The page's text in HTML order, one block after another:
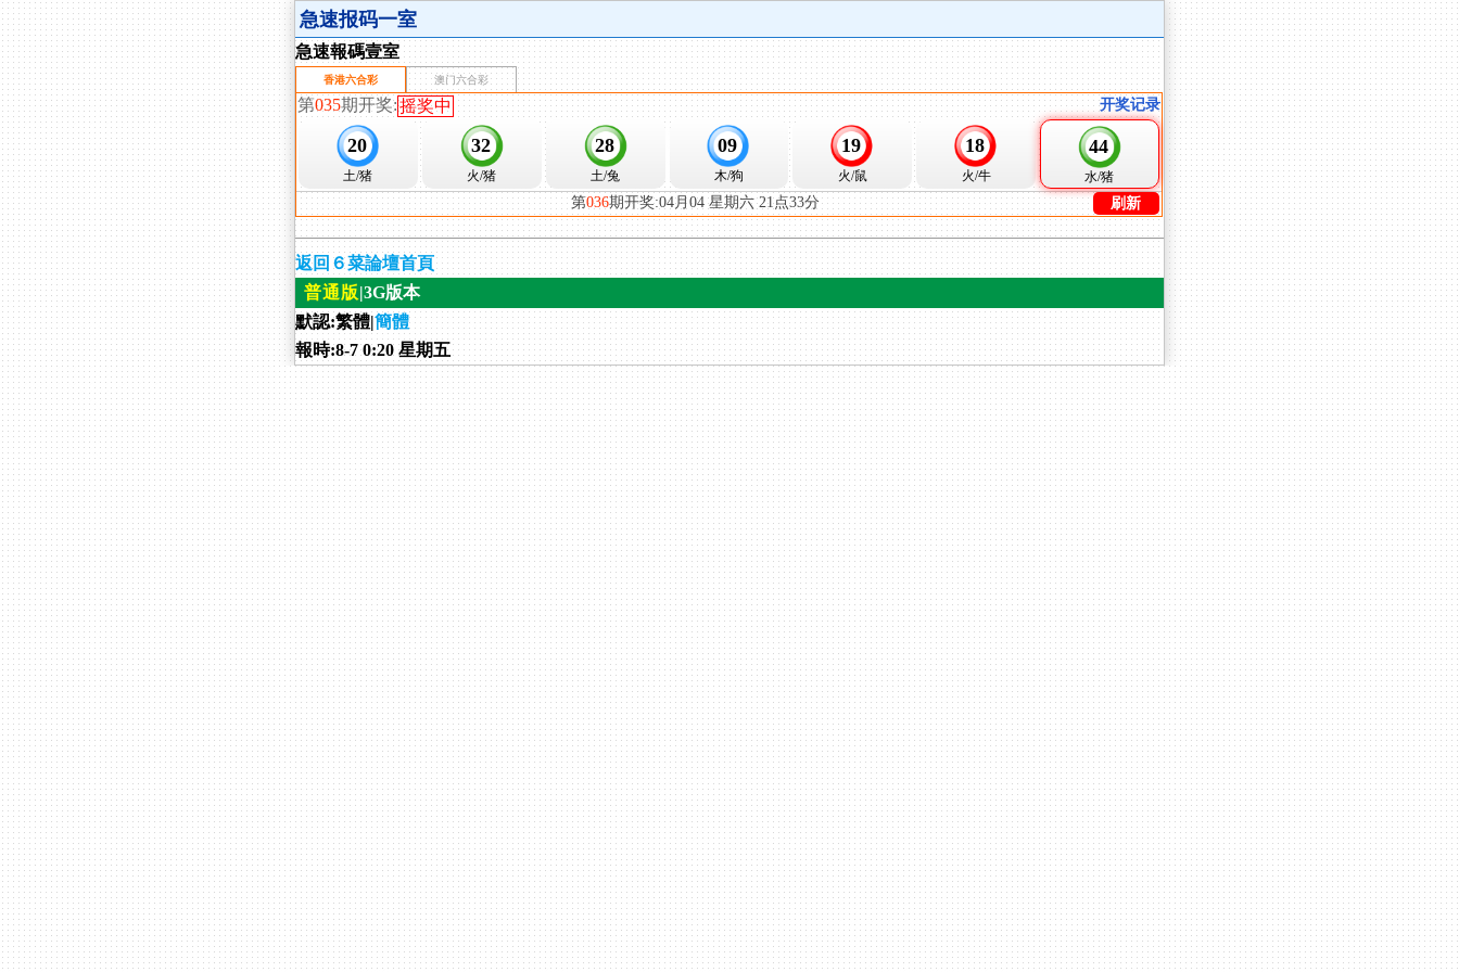
急速报码一室
急速報碼壹室
返回６菜論壇首頁
普通版|3G版本
默認:繁體|簡體
報時:8-7 0:20 星期五